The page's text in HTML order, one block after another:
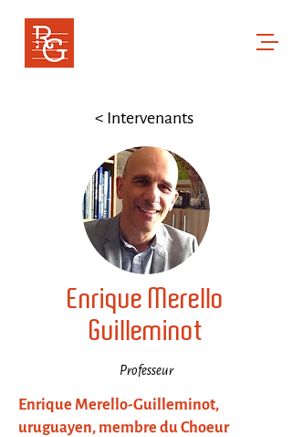
< Intervenants
Enrique Merello
Guilleminot
Professeur
Enrique Merello-Guilleminot,
uruguayen, membre du Choeur